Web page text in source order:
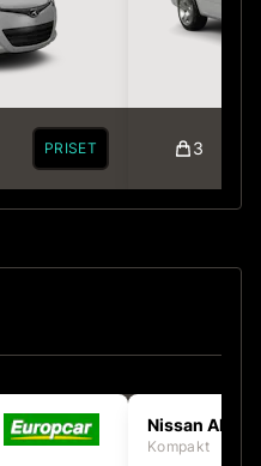
PRISET 3
Nissan
Kompakt